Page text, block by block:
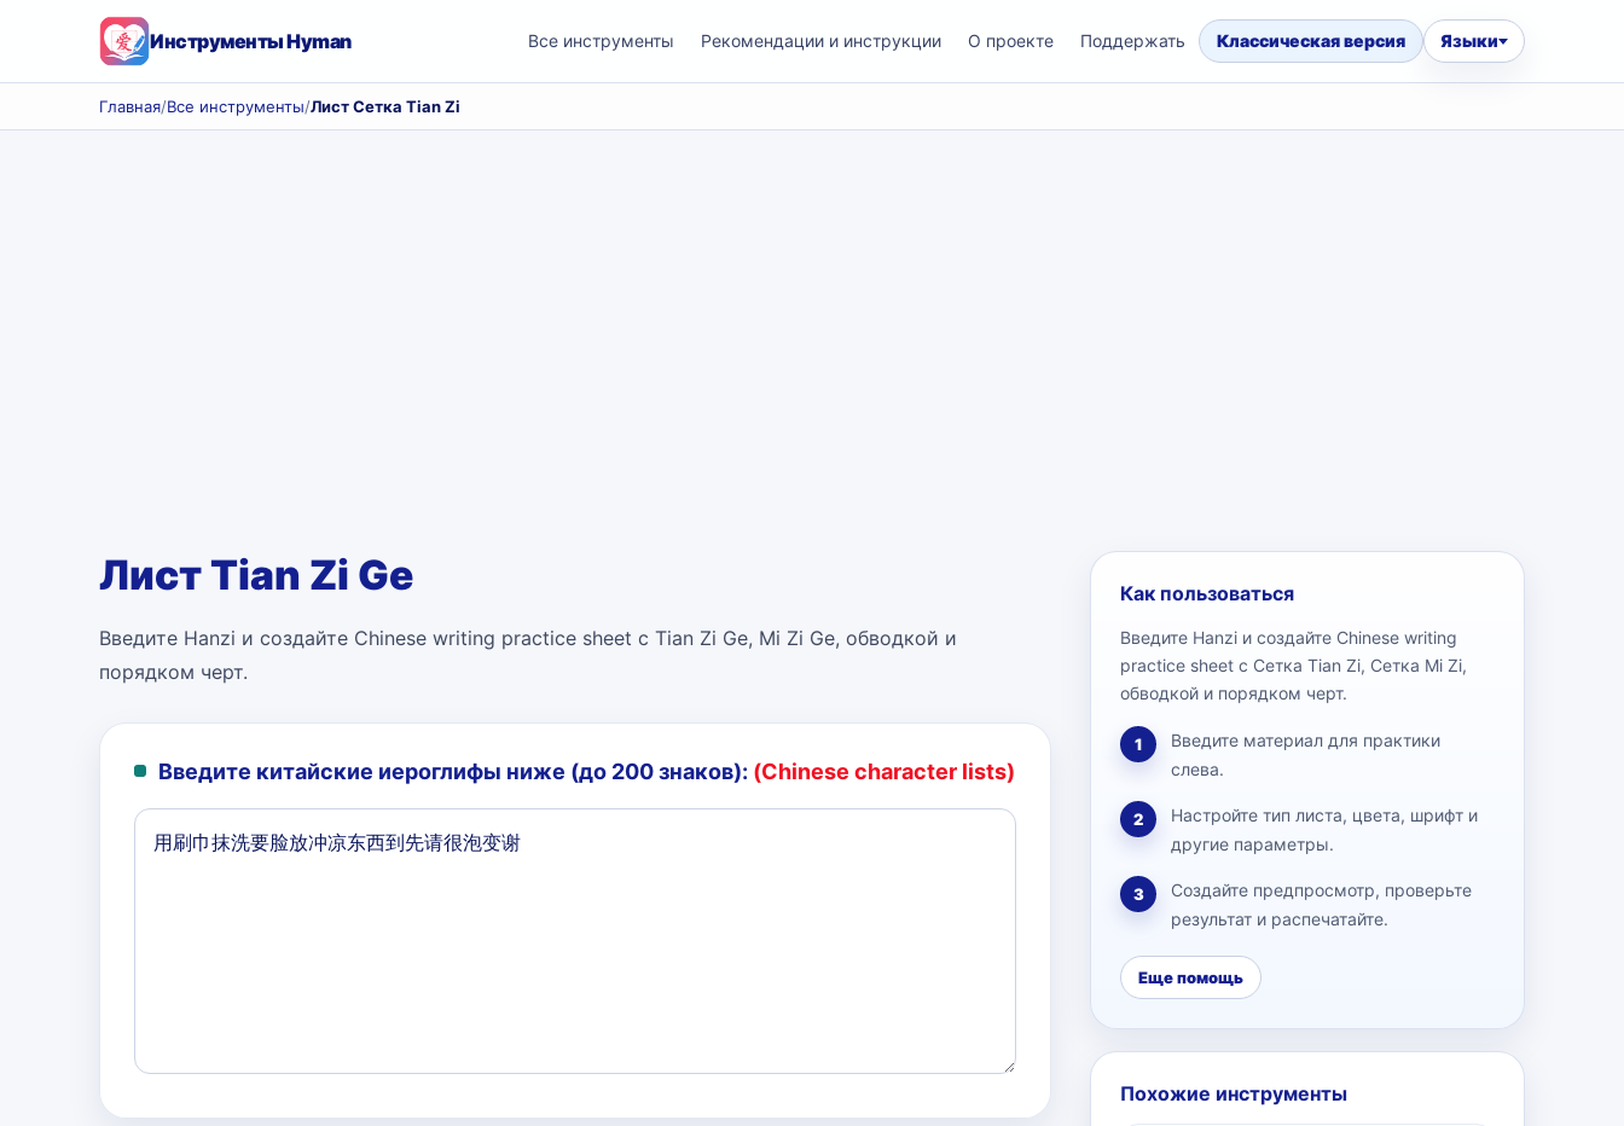
Инструменты Hyman Все инструменты Рекомендации и инструкции О проекте Поддержать Классическая версия Языки
Главная/Все инструменты/Лист Сетка Tian Zi
Лист Tian Zi Ge
Введите Hanzi и создайте Chinese writing practice sheet с Tian Zi Ge, Mi Zi Ge, обводкой и
порядком черт.
Введите китайские иероглифы ниже (до 200 знаков): (Chinese character lists)
Как пользоваться
Введите Hanzi и создайте Chinese writing
practice sheet с Сетка Tian Zi, Сетка Mi Zi,
обводкой и порядком черт.
1
Введите материал для практики
слева.
2
Настройте тип листа, цвета, шрифт и
другие параметры.
3
Создайте предпросмотр, проверьте
результат и распечатайте.
Еще помощь
Похожие инструменты